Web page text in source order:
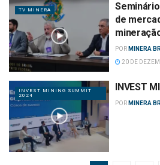
TV MINERA
de
POR MINERA
20 DE
INVEST MINING SUMMIT
2024
INVEST
POR MINERA